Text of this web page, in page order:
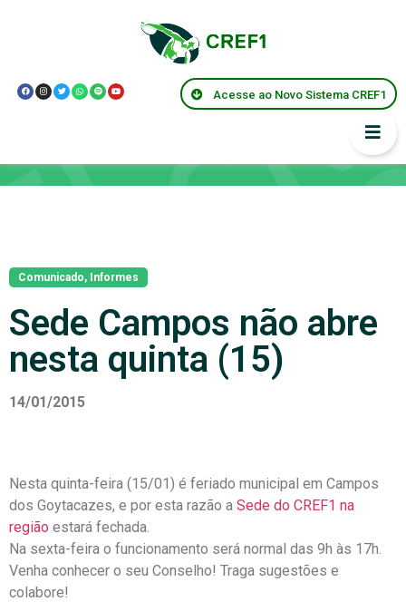
Acesse ao Novo Sistema CREF1
Comunicado, Informes
Sede Campos não abre
nesta quinta (15)
14/01/2015
Nesta quinta-feira (15/01) é feriado municipal em Campos
dos Goytacazes, e por esta razão a Sede do CREF1 na
região estará fechada.
Na sexta-feira o funcionamento será normal das 9h às 17h.
Venha conhecer o seu Conselho! Traga sugestões e
colabore!